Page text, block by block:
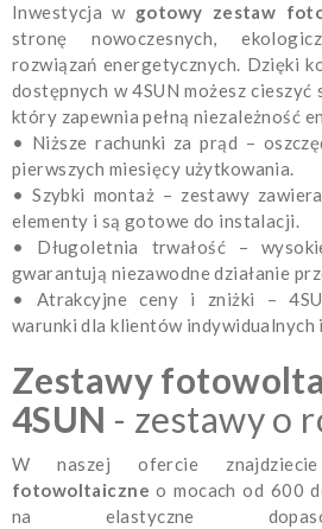
Inwestycja w gotowy zestaw
stronę nowoczesnych,
rozwiązań energetycznych. Dzięki
dostępnych w 4SUN możesz cieszyć
który zapewnia pełną niezależność
• Niższe rachunki za prąd –
pierwszych miesięcy użytkowania.
• Szybki montaż – zestawy
elementy i są gotowe do instalacji.
•
Długoletnia trwałość –
gwarantują niezawodne działanie
•
Atrakcyjne ceny i zniżki –
warunki dla klientów
Zestawy
4SUN - zestawy o
W naszej ofercie
fotowoltaiczne o mocach od 600
na elastyczne